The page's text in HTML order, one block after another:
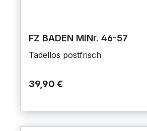
FZ BADEN MiNr. 46-57
Tadellos postfrisch
39,90 €